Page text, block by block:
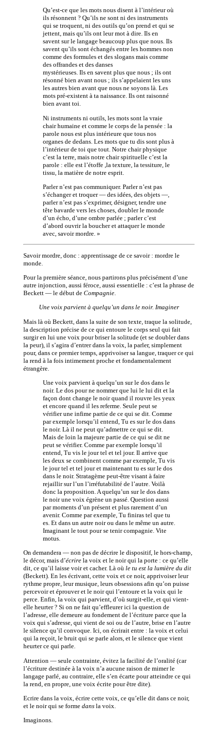
Qu’est-ce que les mots nous disent à l’intérieur où
ils résonnent ? Qu’ils ne sont ni des instruments
qui se troquent, ni des outils qu’on prend et qui se
jettent, mais qu’ils ont leur mot à dire. Ils en
savent sur le langage beaucoup plus que nous. Ils
savent qu’ils sont échangés entre les hommes non
comme des formules et des slogans mais comme
des offrandes et des danses
mystérieuses. Ils en savent plus que nous ; ils ont
résonné bien avant nous ; ils s’appelaient les uns
les autres bien avant que nous ne soyons là. Les
mots pré-existent à ta naissance. Ils ont raisonné
bien avant toi.
Ni instruments ni outils, les mots sont la vraie
chair humaine et comme le corps de la pensée : la
parole nous est plus intérieure que tous nos
organes de dedans. Les mots que tu dis sont plus à
l’intérieur de toi que tout. Notre chair physique
c’est la terre, mais notre chair spirituelle c’est la
parole : elle est l’étoffe ,la texture, la tessiture, le
tissu, la matière de notre esprit.
Parler n’est pas communiquer. Parler n’est pas
s’échanger et troquer — des idées, des objets —,
parler n’est pas s’exprimer, désigner, tendre une
tête bavarde vers les choses, doubler le monde
d’un écho, d’une ombre parlée ; parler c’est
d’abord ouvrir la boucher et attaquer le monde
avec, savoir mordre. »
Savoir mordre, donc : apprentissage de ce savoir : mordre le
monde.
Pour la première séance, nous partirons plus précisément d’une
autre injonction, aussi féroce, aussi essentielle : c’est la phrase de
Beckett — le début de Compagnie
Une voix parvient à quelqu’un dans le noir. Imaginer
Mais là où Beckett, dans la suite de son texte, traque la solitude,
la description précise de ce qui entoure le corps seul qui fait
surgir en lui une voix pour briser la solitude (et se doubler dans
la peur), il s’agira d’entrer dans la voix, la parler, simplement
pour, dans ce premier temps, apprivoiser sa langue, traquer ce qui
la rend à la fois intimement proche et fondamentalement
étrangère.
Une voix parvient à quelqu’un sur le dos dans le
noir. Le dos pour ne nommer que lui le lui dit et la
façon dont change le noir quand il rouvre les yeux
et encore quand il les referme. Seule peut se
vérifier une infime partie de ce qui se dit. Comme
par exemple lorsqu’il entend, Tu es sur le dos dans
le noir. Là il ne peut qu’admettre ce qui se dit.
Mais de loin la majeure partie de ce qui se dit ne
peut se vérifier. Comme par exemple lorsqu’il
entend, Tu vis le jour tel et tel jour. Il arrive que
les deux se combinent comme par exemple, Tu vis
le jour tel et tel jour et maintenant tu es sur le dos
dans le noir. Stratagème peut-être visant à faire
rejaillir sur l’un l’irréfutabilité de l’autre. Voilà
donc la proposition. A quelqu’un sur le dos dans
le noir une voix égrène un passé. Question aussi
par moments d’un présent et plus rarement d’un
avenir. Comme par exemple, Tu finiras tel que tu
es. Et dans un autre noir ou dans le même un autre.
Imaginant le tout pour se tenir compagnie. Vite
motus.
On demandera — non pas de décrire le dispositif, le hors-champ,
le décor, mais d’écrire la voix et le noir qui la porte : ce qu’elle
dit, ce qu’il laisse voir et cacher. Là où le tu est la lumière du dit
(Beckett). En les écrivant, cette voix et ce noir, apprivoiser leur
rythme propre, leur musique, leurs obsessions afin qu’on puisse
percevoir et éprouver et le noir qui l’entoure et la voix qui le
perce. Enfin, la voix qui parvient, d’où surgit-elle, et qui vient-
elle heurter ? Si on ne fait qu’effleurer ici la question de
l’adresse, elle demeure au fondement de l’écriture parce que la
voix qui s’adresse, qui vient de soi ou de l’autre, brise en l’autre
le silence qu’il convoque. Ici, on écrirait entre : la voix et celui
qui la reçoit, le bruit qui se parle alors, et le silence que vient
heurter ce qui parle.
Attention — seule contrainte, évitez la facilité de l’oralité (car
l’écriture destinée à la voix n’a aucune raison de mimer le
langage parlé, au contraire, elle s’en écarte pour atteindre ce qui
la rend, en propre, une voix écrite pour être dite).
Ecrire dans la voix, écrire cette voix, ce qu’elle dit dans ce noir,
et le noir qui se forme dans la voix.
Imaginons.